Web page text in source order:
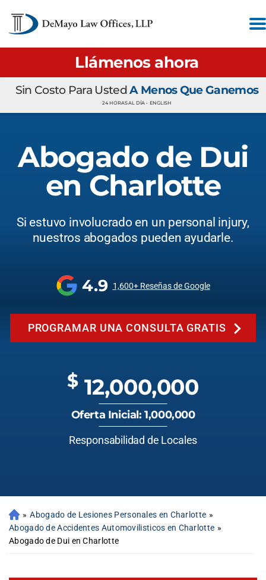
Llámenos ahora
Sin Costo Para UstedA Menos Que Ganemos
24 HORAS AL DÍA • ENGLISH
Abogado de Dui
en Charlotte
Si estuvo involucrado en un personal injury,
nuestros abogados pueden ayudarle.
4.9 1,600+ Reseñas de Google
PROGRAMAR UNA CONSULTA GRATIS
$ 12,000,000
Oferta Inicial: 1,000,000
Responsabilidad de Locales
» Abogado de Lesiones Personales en Charlotte »
Abogado de Accidentes Automovilisticos en Charlotte »
Abogado de Dui en Charlotte